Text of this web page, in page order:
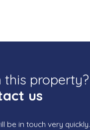
this property?
us
be in touch very quickly.